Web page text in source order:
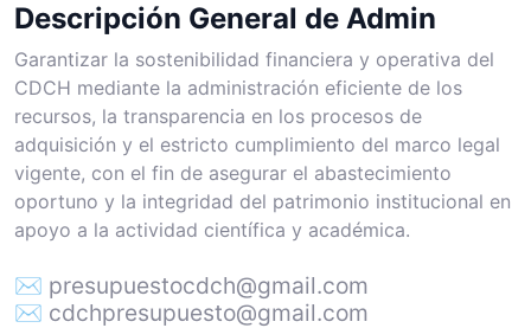
Descripción General de Admin
Garantizar la sostenibilidad financiera y operativa del
CDCH mediante la administración eficiente de los
recursos, la transparencia en los procesos de
adquisición y el estricto cumplimiento del marco legal
vigente, con el fin de asegurar el abastecimiento
oportuno y la integridad del patrimonio institucional en
apoyo a la actividad científica y académica.
✉ presupuestocdch@gmail.com
✉ cdchpresupuesto@gmail.com